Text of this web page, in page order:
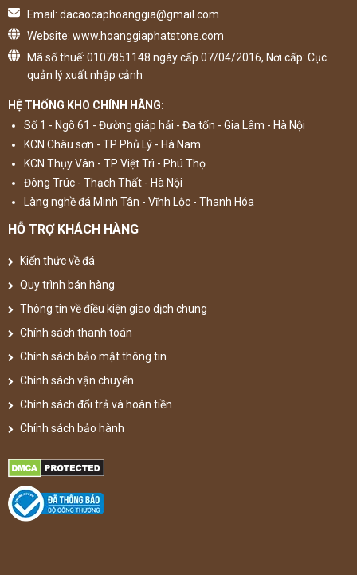
Email: dacaocaphoanggia@gmail.com
Website: www.hoanggiaphatstone.com
Mã số thuế: 0107851148 ngày cấp 07/04/2016, Nơi cấp: Cục
quản lý xuất nhập cảnh
HỆ THỐNG KHO CHÍNH HÃNG:
Số 1 - Ngõ 61 - Đường giáp hải - Đa tốn - Gia Lâm - Hà Nội
KCN Châu sơn - TP Phủ Lý - Hà Nam
KCN Thụy Vân - TP Việt Trì - Phú Thọ
Đông Trúc - Thạch Thất - Hà Nội
Làng nghề đá Minh Tân - Vĩnh Lộc - Thanh Hóa
HỖ TRỢ KHÁCH HÀNG
Kiến thức về đá
Quy trình bán hàng
Thông tin về điều kiện giao dịch chung
Chính sách thanh toán
Chính sách bảo mật thông tin
Chính sách vận chuyển
Chính sách đổi trả và hoàn tiền
Chính sách bảo hành